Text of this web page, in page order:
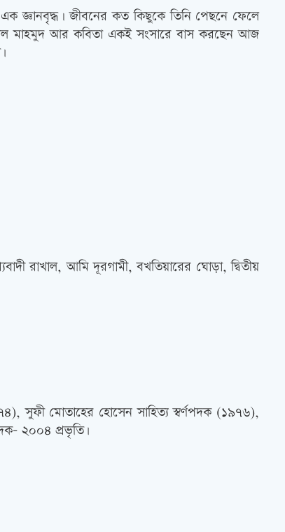
জ্ঞানবৃদ্ধ। জীবনের কত কিছুকে তিনি পেছনে ফেলে
মাহমুদ আর কবিতা একই সংসারে বাস করছেন আজ
রাখাল, আমি দূরগামী, বখতিয়ারের ঘোড়া, দ্বিতীয়
সুফী মোতাহের হোসেন সাহিত্য স্বর্ণপদক (১৯৭৬),
২০০৪ প্রভৃতি৷